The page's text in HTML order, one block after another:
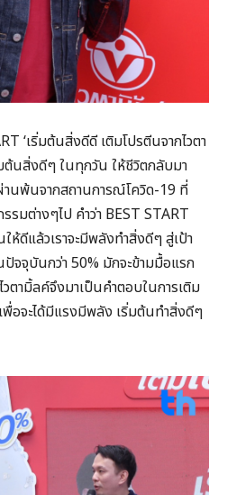
‘เริ่มต้นสิ่งดีดี เติมโปรตีนจากไวตา
ต้นสิ่งดีๆ ในทุกวัน ให้ชีวิตกลับมา
นพ้นจากสถานการณ์โควิด-19 ที่
มต่างๆไป คำว่า BEST START
ห้ดีแล้วเราจะมีพลังทำสิ่งดีๆ สู่เป้า
ปัจจุบันกว่า 50% มักจะข้ามมื้อแรก
วตามิ้ลค์จึงมาเป็นคำตอบในการเติม
อจะได้มีแรงมีพลัง เริ่มต้นทำสิ่งดีๆ